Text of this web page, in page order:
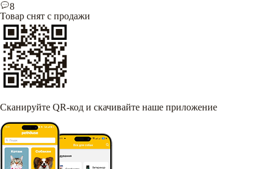
8
Товар снят с продажи
Сканируйте QR-код и скачивайте наше приложение